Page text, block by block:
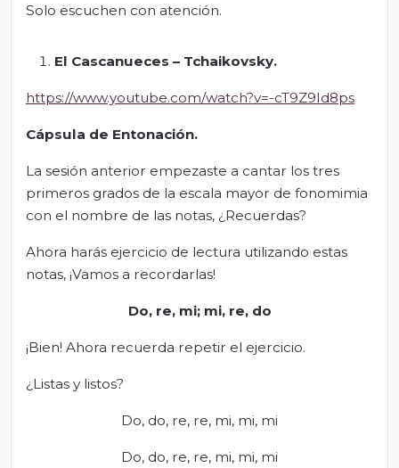
Solo escuchen con atención.
El Cascanueces – Tchaikovsky.
https://www.youtube.com/watch?v=-cT9Z9Id8ps
Cápsula de Entonación.
La sesión anterior empezaste a cantar los tres
primeros grados de la escala mayor de fonomimia
con el nombre de las notas, ¿Recuerdas?
Ahora harás ejercicio de lectura utilizando estas
notas, ¡Vamos a recordarlas!
Do, re, mi; mi, re, do
¡Bien! Ahora recuerda repetir el ejercicio.
¿Listas y listos?
Do, do, re, re, mi, mi, mi
Do, do, re, re, mi, mi, mi